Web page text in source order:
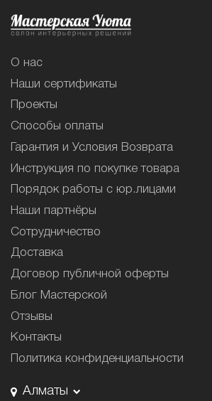
О нас
Наши сертификаты
Проекты
Способы оплаты
Гарантия и Условия Возврата
Инструкция по покупке товара
Порядок работы с юр.лицами
Наши партнёры
Сотрудничество
Доставка
Договор публичной оферты
Блог Мастерской
Отзывы
Контакты
Политика конфиденциальности
Алматы